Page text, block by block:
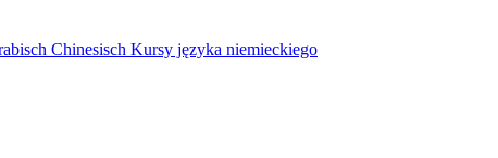
Chinesisch Kursy języka niemieckiego